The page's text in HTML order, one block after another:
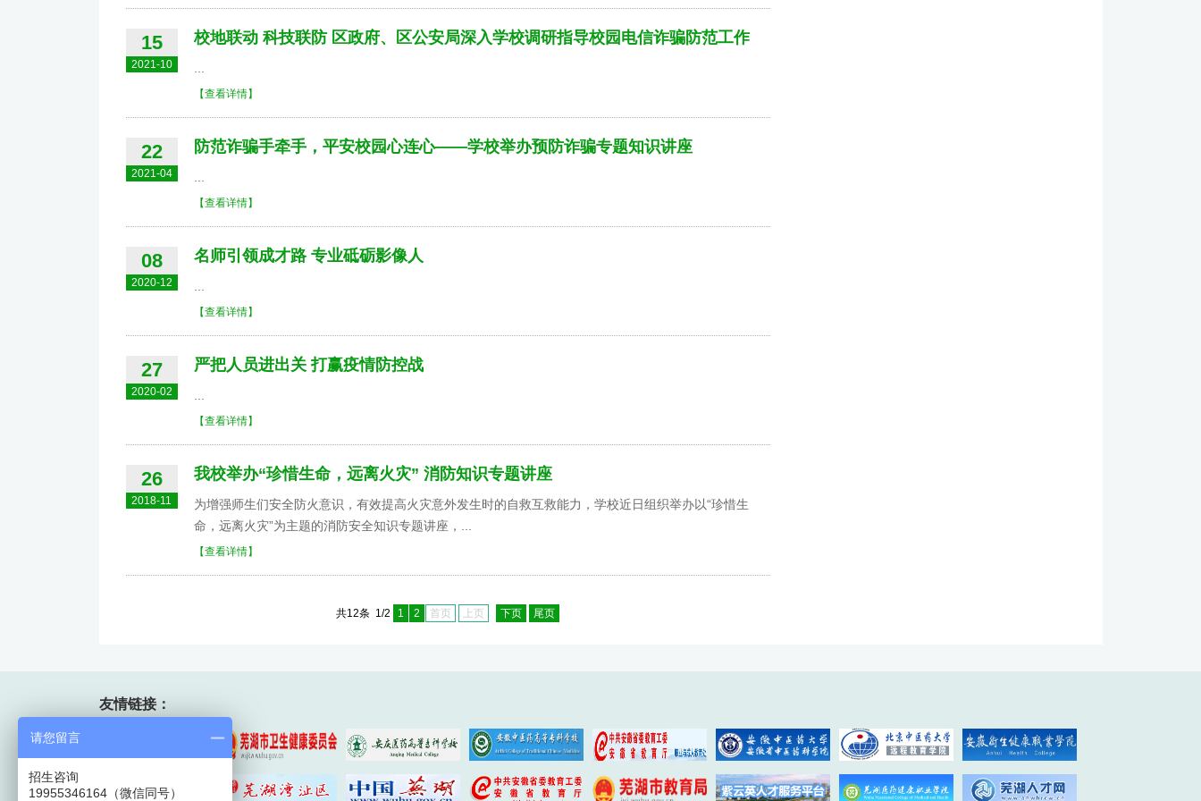
15
2021-10
校地联动 科技联防 区政府、区公安局深入学校调研指导校园电信诈骗防范工作
【查看详情】
22
2021-04
防范诈骗手牵手，平安校园心连心——学校举办预防诈骗专题知识讲座
【查看详情】
08
2020-12
名师引领成才路 专业砥砺影像人
【查看详情】
27
2020-02
严把人员进出关 打赢疫情防控战
【查看详情】
26
2018-11
我校举办“珍惜生命，远离火灾” 消防知识专题讲座
为增强师生们安全防火意识，有效提高火灾意外发生时的自救互救能力，学校近日组织举办以“珍惜生
命，远离火灾”为主题的消防安全知识专题讲座，...
【查看详情】
共12条 1/2 首页 上页
1 2 下页 尾页
友情链接：
请您留言
招生咨询
19955346164（微信同号）